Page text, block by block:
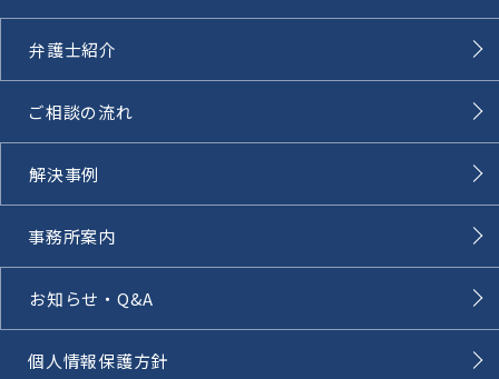
弁護士紹介
ご相談の流れ
解決事例
事務所案内
お知らせ・Q&A
個人情報保護方針